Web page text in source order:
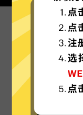
为什
更多
欧服游